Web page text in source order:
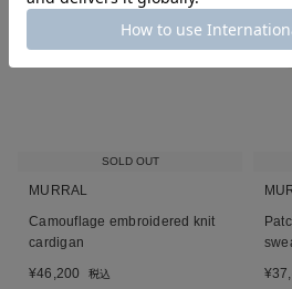
SOLD OUT
MURRAL
Camouflage embroidered knit
cardigan
¥46,200 税込
¥